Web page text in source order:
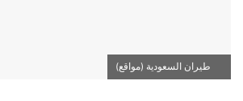
طيران السعودية (مواقع)